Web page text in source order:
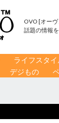
OVO [オー
話題の情報
ライフスタ
デジもの